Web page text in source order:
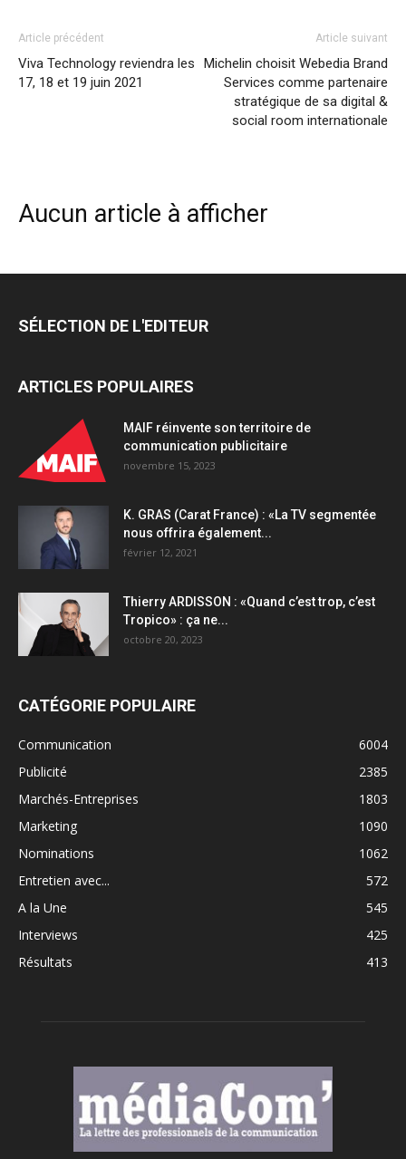
Article précédent
Viva Technology reviendra les
17, 18 et 19 juin 2021
Article suivant
Michelin choisit Webedia Brand
Services comme partenaire
stratégique de sa digital &
social room internationale
Aucun article à afficher
SÉLECTION DE L'EDITEUR
ARTICLES POPULAIRES
MAIF réinvente son territoire de
communication publicitaire
novembre 15, 2023
K. GRAS (Carat France) : «La TV segmentée
nous offrira également...
février 12, 2021
Thierry ARDISSON : «Quand c’est trop, c’est
Tropico» : ça ne...
octobre 20, 2023
CATÉGORIE POPULAIRE
Communication
6004
Publicité
2385
Marchés-Entreprises
1803
Marketing
1090
Nominations
1062
Entretien avec...
572
A la Une
545
Interviews
425
Résultats
413